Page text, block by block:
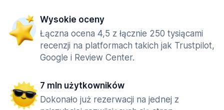
Wysokie oceny
Łączna ocena 4,5 z łącznie 250 tysiącami
recenzji na platformach takich jak Trustpilot,
Google i Review Center.
7 mln użytkowników
Dokonało już rezerwacji na jednej z